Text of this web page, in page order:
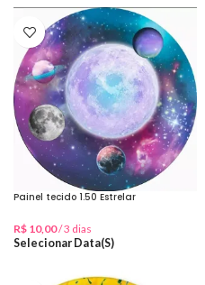
Painel tecido 1.50 Estrelar
R$ 10,00/ 3 dias
Selecionar Data(s)